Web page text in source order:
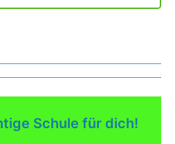
Schule für dich!